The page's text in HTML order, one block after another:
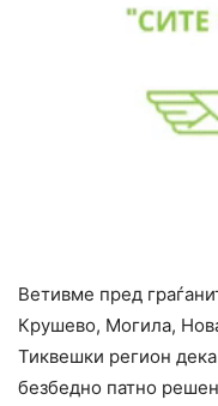
Ветивме пред
Крушево, Могила,
Тиквешки регион
безбедно патно